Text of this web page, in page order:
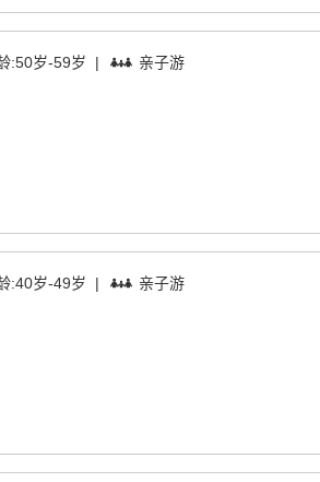
:50岁-59岁 | 亲子游
:40岁-49岁 | 亲子游